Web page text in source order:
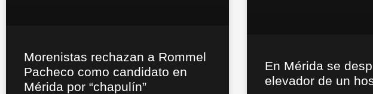
Morenistas rechazan a Rommel
Pacheco como candidato en
Mérida por “chapulín”
En Mérida se
elevador de un